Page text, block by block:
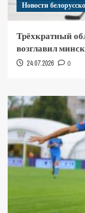
Новости
Трёхкратный
возглавил
24.07.2026 0